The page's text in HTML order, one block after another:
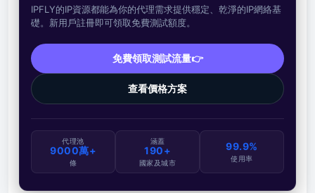
IPFLY的IP資源都能為你的代理需求提供穩定、乾淨的IP網絡基
礎。新用戶註冊即可領取免費測試額度。
免費領取測試流量👉
查看價格方案
代理池
9000萬+
條
涵蓋
190+
國家及城市
99.9%
使用率